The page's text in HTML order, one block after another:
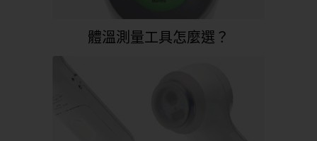
體溫測量工具怎麼選？